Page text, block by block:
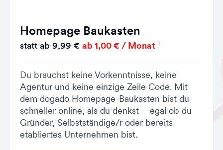
Homepage Baukasten
statt ab 9,99 € ab 1,00 € / Monat 1
Du brauchst keine Vorkenntnisse, keine
Agentur und keine einzige Zeile Code. Mit
dem dogado Homepage-Baukasten bist du
schneller online, als du denkst – egal ob du
Gründer, Selbstständige/r oder bereits
etabliertes Unternehmen bist.